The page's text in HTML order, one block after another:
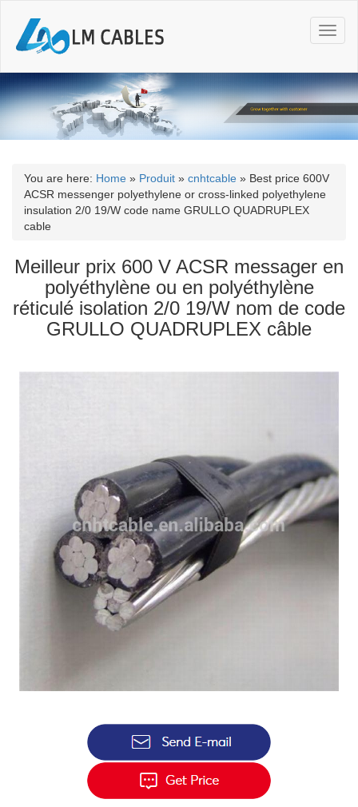
T
o
g
l
n
a
i
n
You are here: Home » Produit » cnhtcable » Best price 600V
ACSR messenger polyethylene or cross-linked polyethylene
insulation 2/0 19/W code name GRULLO QUADRUPLEX
cable
Meilleur prix 600 V ACSR messager en
polyéthylène ou en polyéthylène
réticulé isolation 2/0 19/W nom de code
GRULLO QUADRUPLEX câble